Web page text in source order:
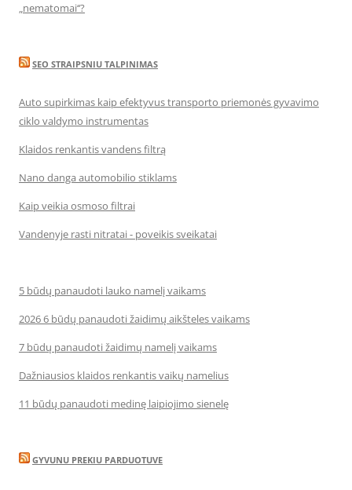
„nematomai‘‘?
SEO STRAIPSNIU TALPINIMAS
Auto supirkimas kaip efektyvus transporto priemonės gyvavimo
ciklo valdymo instrumentas
Klaidos renkantis vandens filtrą
Nano danga automobilio stiklams
Kaip veikia osmoso filtrai
Vandenyje rasti nitratai - poveikis sveikatai
5 būdų panaudoti lauko namelį vaikams
2026 6 būdų panaudoti žaidimų aikšteles vaikams
7 būdų panaudoti žaidimų namelį vaikams
Dažniausios klaidos renkantis vaikų namelius
11 būdų panaudoti medinę laipiojimo sienelę
GYVUNU PREKIU PARDUOTUVE